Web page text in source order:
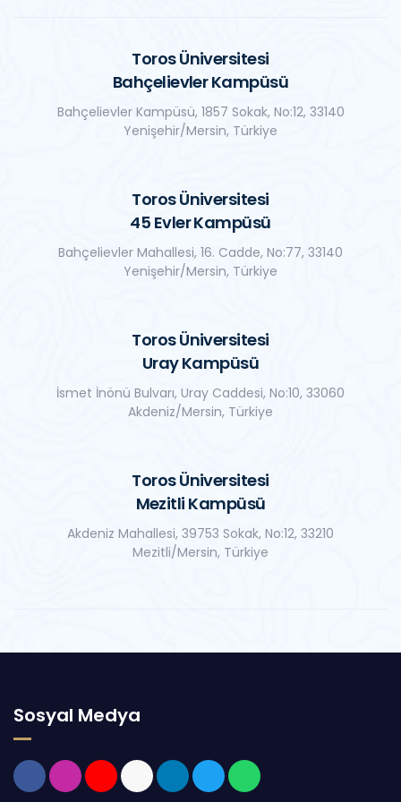
Toros Üniversitesi
Bahçelievler Kampüsü
Bahçelievler Kampüsü, 1857 Sokak, No:12, 33140
Yenişehir/Mersin, Türkiye
Toros Üniversitesi
45 Evler Kampüsü
Bahçelievler Mahallesi, 16. Cadde, No:77, 33140
Yenişehir/Mersin, Türkiye
Toros Üniversitesi
Uray Kampüsü
İsmet İnönü Bulvarı, Uray Caddesi, No:10, 33060
Akdeniz/Mersin, Türkiye
Toros Üniversitesi
Mezitli Kampüsü
Akdeniz Mahallesi, 39753 Sokak, No:12, 33210
Mezitli/Mersin, Türkiye
Sosyal Medya